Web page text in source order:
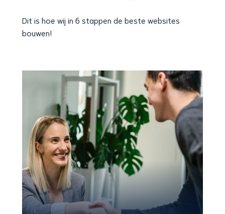
Dit is hoe wij in 6 stappen de beste websites
bouwen!